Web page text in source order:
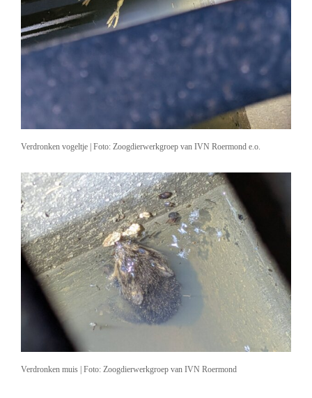
Verdronken vogeltje | Foto: Zoogdierwerkgroep van IVN Roermond e.o.
Verdronken muis | Foto: Zoogdierwerkgroep van IVN Roermond